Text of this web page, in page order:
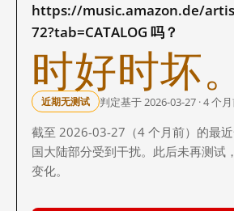
https://music.amazon.de/
72?tab=CATALOG 吗？
时好时坏。
近期无测试 判定基于 2026-03-27 · 4 个
截至 2026-03-27（4 个月前）的最
国大陆部分受到干扰。此后未再测试
变化。